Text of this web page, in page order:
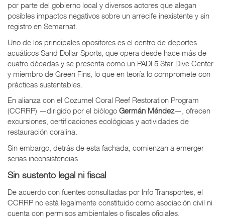
por parte del gobierno local y diversos actores que alegan
posibles impactos negativos sobre un arrecife inexistente y sin
registro en Semarnat.
Uno de los principales opositores es el centro de deportes
acuáticos Sand Dollar Sports, que opera desde hace más de
cuatro décadas y se presenta como un PADI 5 Star Dive Center
y miembro de Green Fins, lo que en teoría lo compromete con
prácticas sustentables.
En alianza con el Cozumel Coral Reef Restoration Program
(CCRRP) —dirigido por el biólogo Germán Méndez—, ofrecen
excursiones, certificaciones ecológicas y actividades de
restauración coralina.
Sin embargo, detrás de esta fachada, comienzan a emerger
serias inconsistencias.
Sin sustento legal ni fiscal
De acuerdo con fuentes consultadas por Info Transportes, el
CCRRP no está legalmente constituido como asociación civil ni
cuenta con permisos ambientales o fiscales oficiales.